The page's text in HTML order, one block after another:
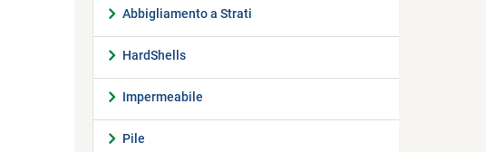
Abbigliamento a Strati
HardShells
Impermeabile
Pile